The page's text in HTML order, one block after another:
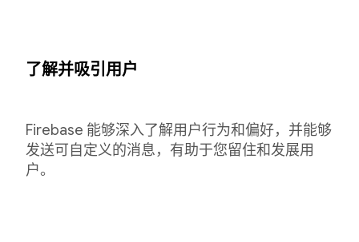
了解并吸引用户
Firebase 能够深入了解用户行为和偏好，并能够
发送可自定义的消息，有助于您留住和发展用
户。